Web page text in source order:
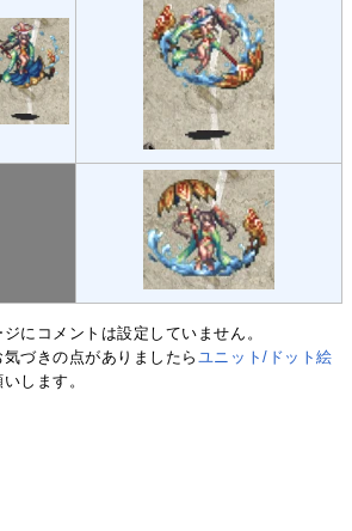
にコメントは設定していません。
づきの点がありましたら ユニット/ドット絵
します。